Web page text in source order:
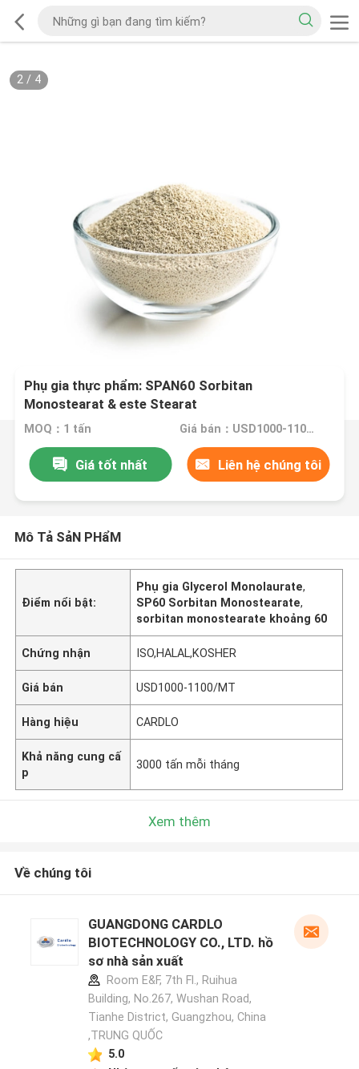
2/ 4
Phụ gia thực phẩm: SPAN60 Sorbitan
Monostearat & este Stearat
MOQ：1 tấn Giá bán：USD1000-1100/MT
Giá tốt nhất Liên hệ chúng tôi
Mô Tả SảN PHẩM
Điểm nổi bật:
Phụ gia Glycerol Monolaurate,
SP60 Sorbitan Monostearate,
sorbitan monostearate khoảng 60
Chứng nhận ISO,HALAL,KOSHER
Giá bán USD1000-1100/MT
Hàng hiệu CARDLO
Khả năng cung cấ
p
3000 tấn mỗi tháng
Xem thêm
Về chúng tôi
GUANGDONG CARDLO
BIOTECHNOLOGY CO., LTD. hồ
sơ nhà sản xuất
Room E&F, 7th Fl., Ruihua
Building, No.267, Wushan Road,
Tianhe District, Guangzhou, China
,TRUNG QUỐC
5.0